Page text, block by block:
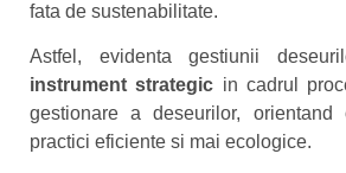
fata de sustenabilitate.
Astfel, evidenta gestiunii
instrument strategic in cadrul
gestionare a deseurilor, orientand
practici eficiente si mai ecologice.